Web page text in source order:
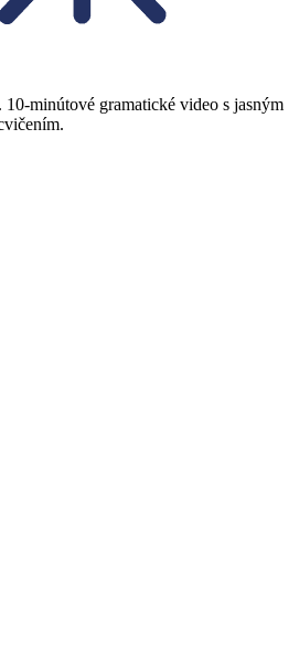
10-minútové gramatické video s jasným